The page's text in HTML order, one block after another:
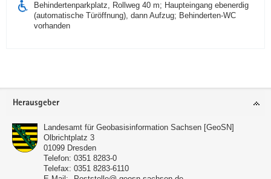
Behindertenparkplatz, Rollweg 40 m; Haupteingang ebenerdig
(automatische Türöffnung), dann Aufzug; Behinderten-WC
vorhanden
Footer-
Herausgeber
Landesamt für Geobasisinformation Sachsen [GeoSN]
Olbrichtplatz 3
01099 Dresden
Telefon: 0351 8283-0
Telefax: 0351 8283-6110